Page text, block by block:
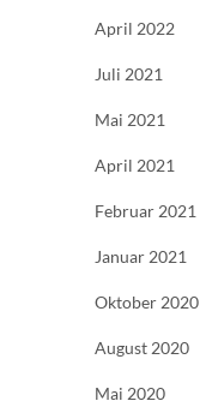
April 2022
Juli 2021
Mai 2021
April 2021
Februar 2021
Januar 2021
Oktober 2020
August 2020
Mai 2020